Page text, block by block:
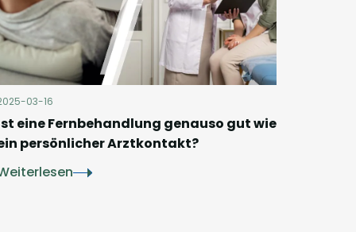
03-16
eine Fernbehandlung genauso gut wie
persönlicher Arztkontakt?